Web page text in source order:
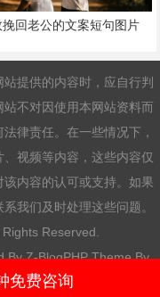
挽回老公的文案短句图片
提供的内容时，应自行判
不对因使用本网站资料而
律责任。在一些情况下，
视频等内容，这些内容仅
内容的认可或支持。如果
我们及时处理这些问题。
Reserved.
ByZ-BlogPHPTheme By
免费咨询